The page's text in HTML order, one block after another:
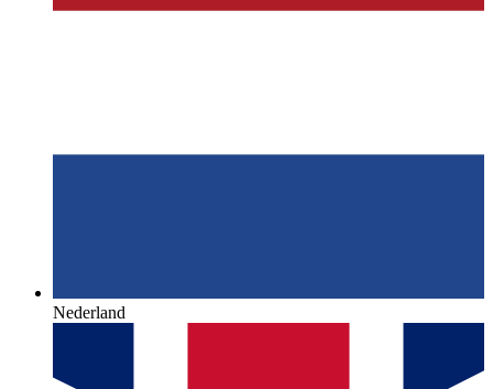
Nederland